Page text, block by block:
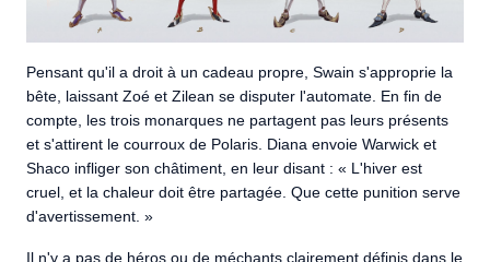
Pensant qu'il a droit à un cadeau propre, Swain s'approprie la
bête, laissant Zoé et Zilean se disputer l'automate. En fin de
compte, les trois monarques ne partagent pas leurs présents
et s'attirent le courroux de Polaris. Diana envoie Warwick et
Shaco infliger son châtiment, en leur disant : « L'hiver est
cruel, et la chaleur doit être partagée. Que cette punition serve
d'avertissement. »
Il n'y a pas de héros ou de méchants clairement définis dans le